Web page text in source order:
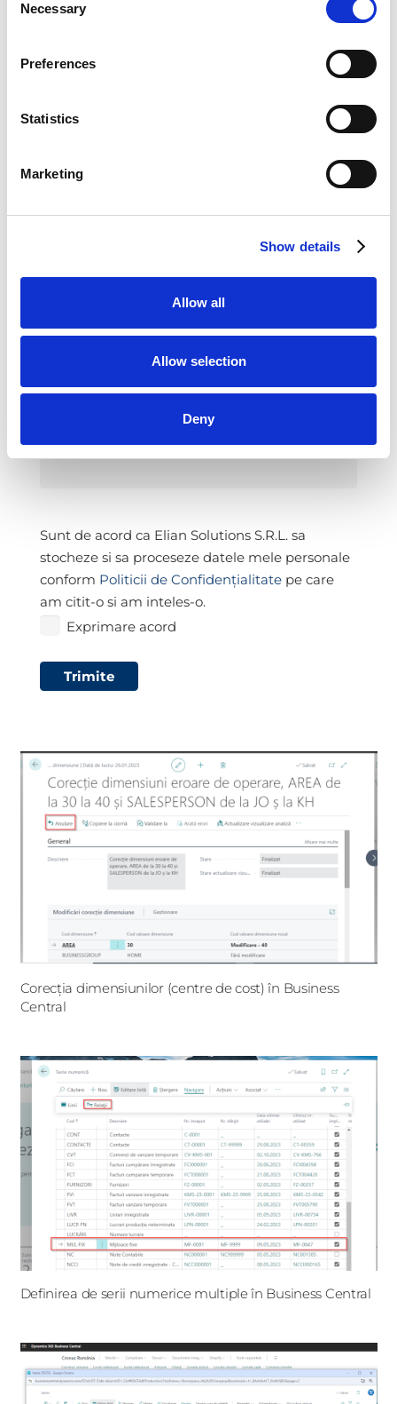
Selection
Necessary
Preferences
Statistics
Marketing
Show details
Allow all
Allow selection
Deny
ELIAN Solutions activează din 2008 ca
Dynamics 366 Business Central.
Având o echipă
de peste 80 de specialiști și un portofoliu de
dintre cei mai importanți parteneri Microsoft
noutăți despre sistemele ERP și
tehnologiile pentru afaceri?
Atunci, abonează-te la Newsletter-ul
lunar furnizat de către ELIAN
Solutions
Exprimare
acord*
Sunt de acord ca Elian Solutions S.R.L. sa
stocheze si sa proceseze datele mele personale
conform Politicii de Confidențialitate pe care
am citit-o si am inteles-o.
Exprimare acord
Trimite
Corecția dimensiunilor (centre de cost) în Business
Central
Definirea de serii numerice multiple în Business Central